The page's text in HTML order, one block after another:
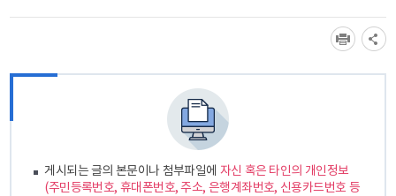
게시되는 글의 본문이나 첨부파일에 자신 혹은 타인의 개인정보
(주민등록번호, 휴대폰번호, 주소, 은행계좌번호, 신용카드번호 등